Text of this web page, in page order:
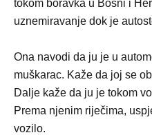
tokom boravka u Bosni i
uznemiravanje dok je
Ona navodi da ju je u
muškarac. Kaže da joj se
Dalje kaže da ju je tokom
Prema njenim riječima,
vozilo.